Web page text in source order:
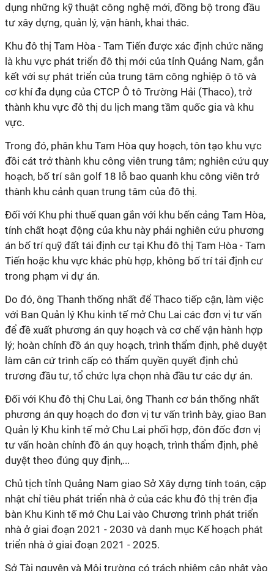
dụng những kỹ thuật công nghệ mới, đồng bộ trong đầu
tư xây dựng, quản lý, vận hành, khai thác.
Khu đô thị Tam Hòa - Tam Tiến được xác định chức năng
là khu vực phát triển đô thị mới của tỉnh Quảng Nam, gắn
kết với sự phát triển của trung tâm công nghiệp ô tô và
cơ khí đa dụng của CTCP Ô tô Trường Hải (Thaco), trở
thành khu vực đô thị du lịch mang tầm quốc gia và khu
vực.
Trong đó, phân khu Tam Hòa quy hoạch, tôn tạo khu vực
đồi cát trở thành khu công viên trung tâm; nghiên cứu quy
hoạch, bố trí sân golf 18 lỗ bao quanh khu công viên trở
thành khu cảnh quan trung tâm của đô thị.
Đối với Khu phi thuế quan gắn với khu bến cảng Tam Hòa,
tính chất hoạt động của khu này phải nghiên cứu phương
án bố trí quỹ đất tái định cư tại Khu đô thị Tam Hòa - Tam
Tiến hoặc khu vực khác phù hợp, không bố trí tái định cư
trong phạm vi dự án.
Do đó, ông Thanh thống nhất để Thaco tiếp cận, làm việc
với Ban Quản lý Khu kinh tế mở Chu Lai các đơn vị tư vấn
để đề xuất phương án quy hoạch và cơ chế vận hành hợp
lý; hoàn chỉnh đồ án quy hoạch, trình thẩm định, phê duyệt
làm căn cứ trình cấp có thẩm quyền quyết định chủ
trương đầu tư, tổ chức lựa chọn nhà đầu tư các dự án.
Đối với Khu đô thị Chu Lai, ông Thanh cơ bản thống nhất
phương án quy hoạch do đơn vị tư vấn trình bày, giao Ban
Quản lý Khu kinh tế mở Chu Lai phối hợp, đôn đốc đơn vị
tư vấn hoàn chỉnh đồ án quy hoạch, trình thẩm định, phê
duyệt theo đúng quy định,...
Chủ tịch tỉnh Quảng Nam giao Sở Xây dựng tính toán, cập
nhật chỉ tiêu phát triển nhà ở của các khu đô thị trên địa
bàn Khu Kinh tế mở Chu Lai vào Chương trình phát triển
nhà ở giai đoạn 2021 - 2030 và danh mục Kế hoạch phát
triển nhà ở giai đoạn 2021 - 2025.
Sở Tài nguyên và Môi trường có trách nhiệm cập nhật vào